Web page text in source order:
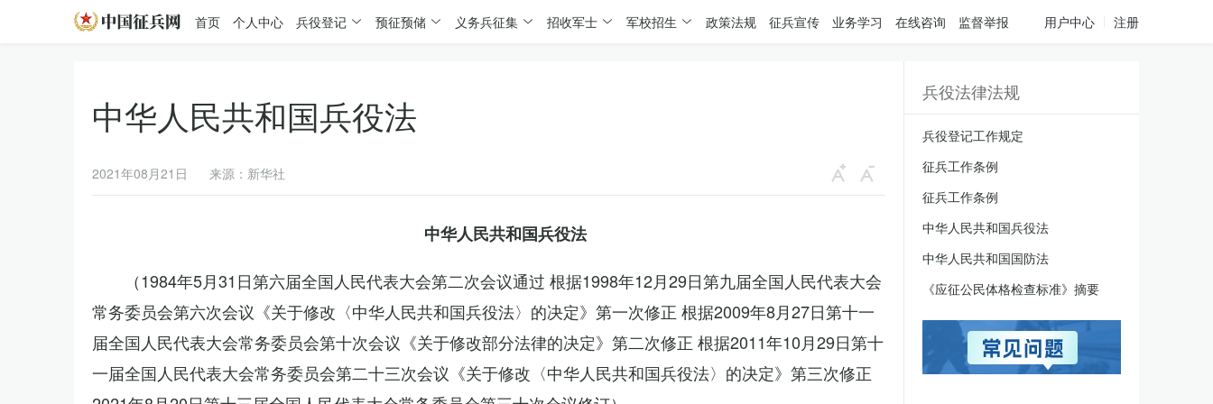
首页 个人中心 兵役登记 预征预储 义务兵征集 招收军士 军校招生 政策法规 征兵宣传 业务学习 在线咨询 监督举报 用户中心 注册
中华人民共和国兵役法
2021年08月21日 来源：新华社
中华人民共和国兵役法
（1984年5月31日第六届全国人民代表大会第二次会议通过 根据1998年12月29日第九届全国人民代表大会
常务委员会第六次会议《关于修改〈中华人民共和国兵役法〉的决定》第一次修正 根据2009年8月27日第十一
届全国人民代表大会常务委员会第十次会议《关于修改部分法律的决定》第二次修正 根据2011年10月29日第十
一届全国人民代表大会常务委员会第二十三次会议《关于修改〈中华人民共和国兵役法〉的决定》第三次修正
兵役法律法规
兵役登记工作规定
征兵工作条例
征兵工作条例
中华人民共和国兵役法
中华人民共和国国防法
《应征公民体格检查标准》摘要